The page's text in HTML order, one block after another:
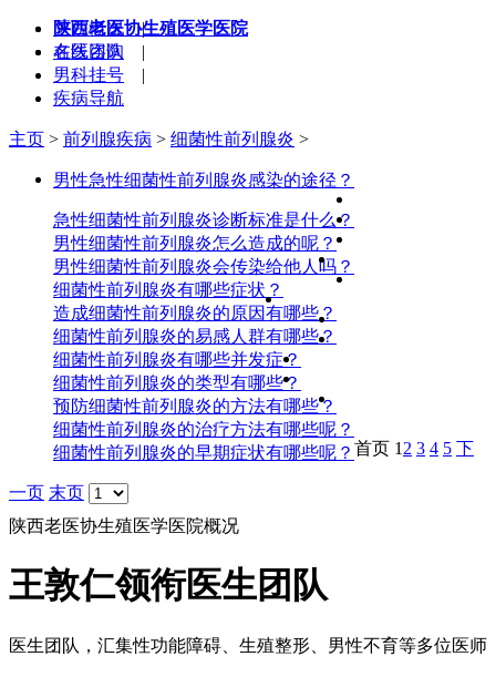
陕西老医协生殖医学医院
在线咨询
医院概况|
名医团队 |
男科挂号 |
疾病导航
主页 > 前列腺疾病 > 细菌性前列腺炎 >
男性急性细菌性前列腺炎感染的途径？
急性细菌性前列腺炎诊断标准是什么？
男性细菌性前列腺炎怎么造成的呢？
男性细菌性前列腺炎会传染给他人吗？
细菌性前列腺炎有哪些症状？
造成细菌性前列腺炎的原因有哪些？
细菌性前列腺炎的易感人群有哪些？
细菌性前列腺炎有哪些并发症？
细菌性前列腺炎的类型有哪些？
预防细菌性前列腺炎的方法有哪些？
细菌性前列腺炎的治疗方法有哪些呢？
细菌性前列腺炎的早期症状有哪些呢？ 首页 1 2 3 4 5 下
一页 末页
陕西老医协生殖医学医院概况
王敦仁领衔医生团队
医生团队，汇集性功能障碍、生殖整形、男性不育等多位医师